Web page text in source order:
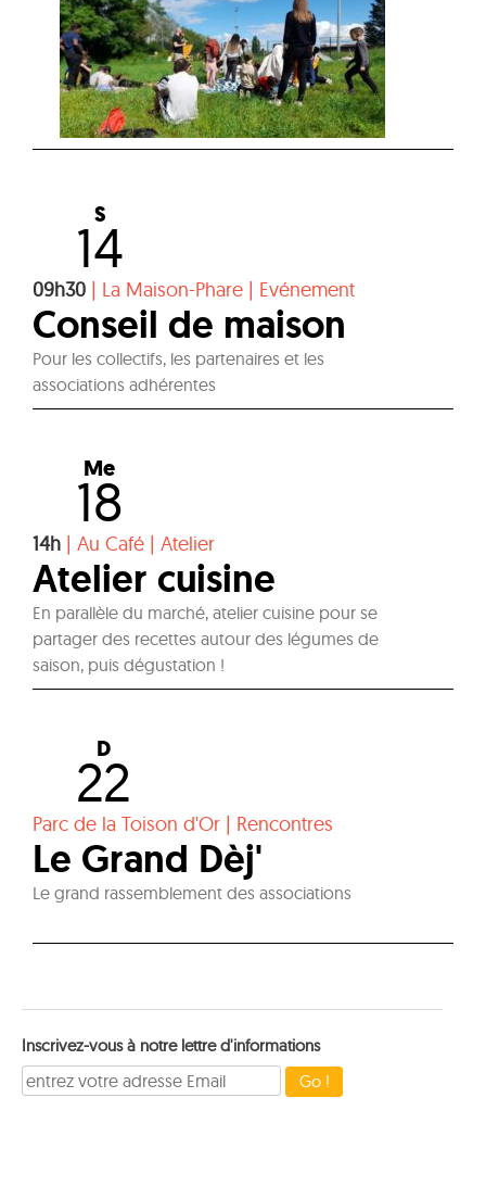
S
14
09h30 | La Maison-Phare | Evénement
Conseil de maison
Pour les collectifs, les partenaires et les
associations adhérentes
Me
18
14h | Au Café | Atelier
Atelier cuisine
En parallèle du marché, atelier cuisine pour se
partager des recettes autour des légumes de
saison, puis dégustation !
D
22
Parc de la Toison d'Or | Rencontres
Le Grand Dèj'
Le grand rassemblement des associations
Inscrivez-vous à notre lettre d'informations